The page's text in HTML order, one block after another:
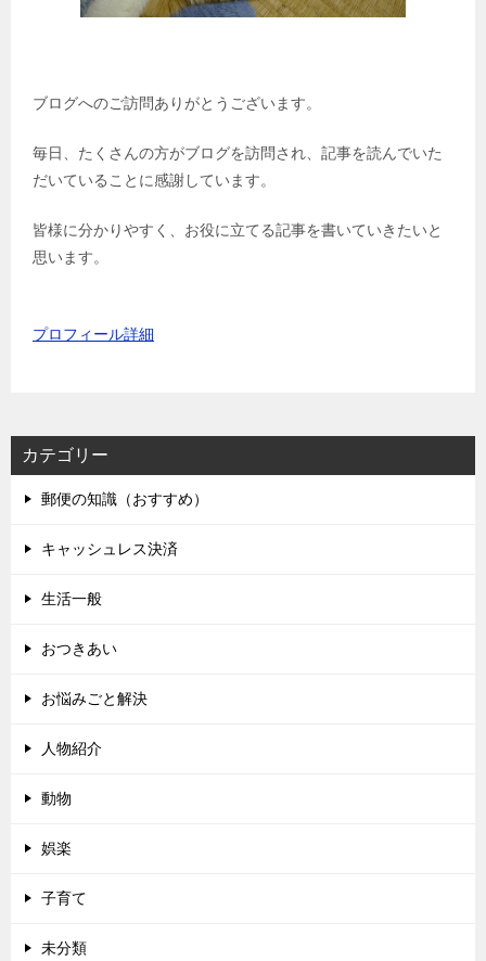
ブログへのご訪問ありがとうございます。
毎日、たくさんの方がブログを訪問され、記事を読んでいた
だいていることに感謝しています。
皆様に分かりやすく、お役に立てる記事を書いていきたいと
思います。
プロフィール詳細
カテゴリー
郵便の知識（おすすめ）
キャッシュレス決済
生活一般
おつきあい
お悩みごと解決
人物紹介
動物
娯楽
子育て
未分類